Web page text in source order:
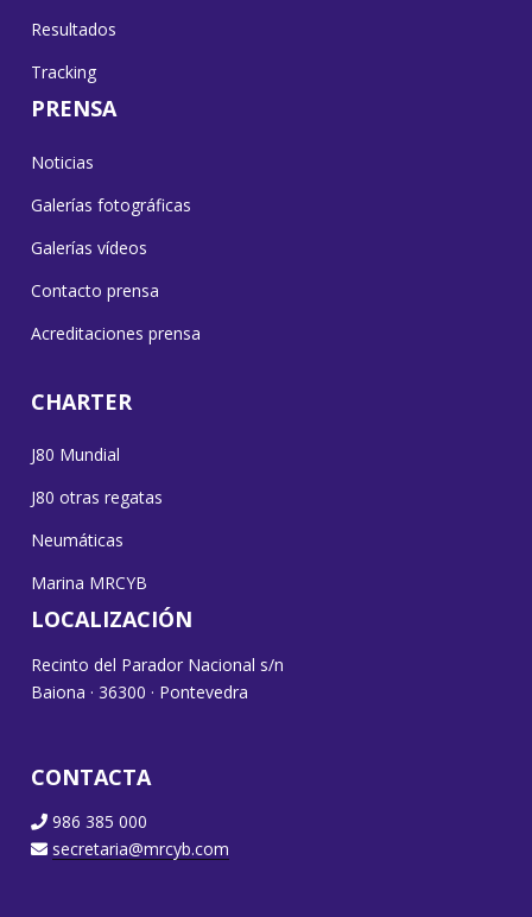
Resultados
Tracking
PRENSA
Noticias
Galerías fotográficas
Galerías vídeos
Contacto prensa
Acreditaciones prensa
CHARTER
J80 Mundial
J80 otras regatas
Neumáticas
Marina MRCYB
LOCALIZACIÓN
Recinto del Parador Nacional s/n
Baiona · 36300 · Pontevedra
CONTACTA
986 385 000
secretaria@mrcyb.com